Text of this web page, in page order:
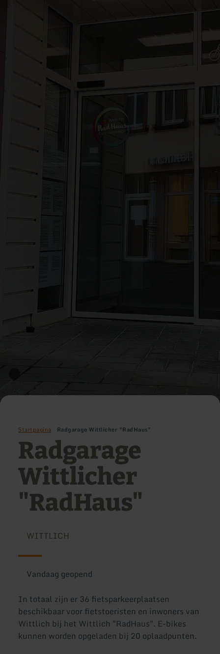
Startpagina Radgarage Wittlicher "RadHaus"
Radgarage
Wittlicher
"RadHaus"
WITTLICH
Vandaag geopend
In totaal zijn er 36 fietsparkeerplaatsen
beschikbaar voor fietstoeristen en inwoners van
Wittlich bij het Wittlich "RadHaus". E-bikes
kunnen worden opgeladen bij 20 oplaadpunten.